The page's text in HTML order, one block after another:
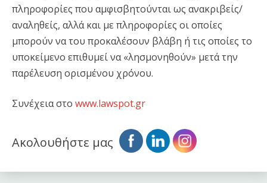
πληροφορίες που αμφισβητούνται ως ανακριβείς/
αναληθείς, αλλά και με πληροφορίες οι οποίες
μπορούν να του προκαλέσουν βλάβη ή τις οποίες το
υποκείμενο επιθυμεί να «λησμονηθούν» μετά την
παρέλευση ορισμένου χρόνου.
Συνέχεια στο www.lawspot.gr
Ακολουθήστε μας